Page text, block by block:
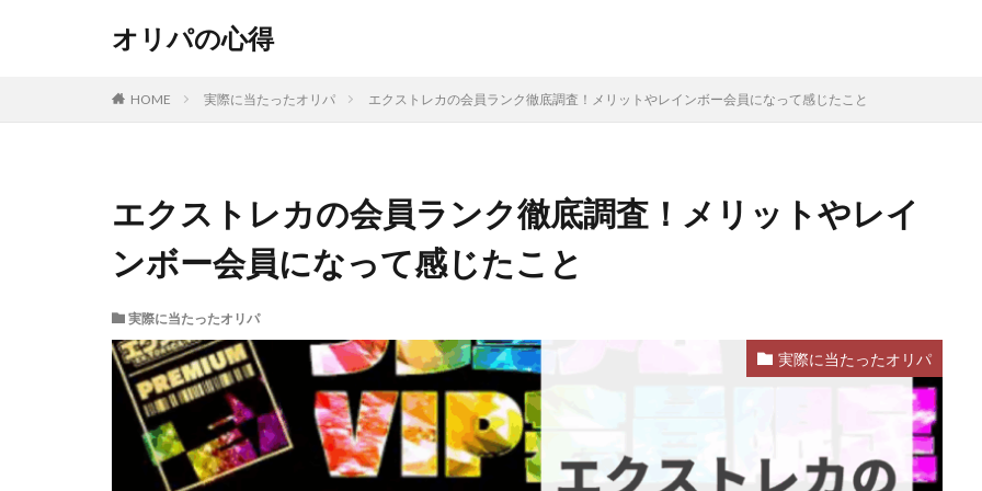
オリパの心得
HOME 実際に当たったオリパ エクストレカの会員ランク徹底調査！メリットやレインボー会員になって感じたこと
エクストレカの会員ランク徹底調査！メリットやレイ
ンボー会員になって感じたこと
実際に当たったオリパ
実際に当たったオリパ